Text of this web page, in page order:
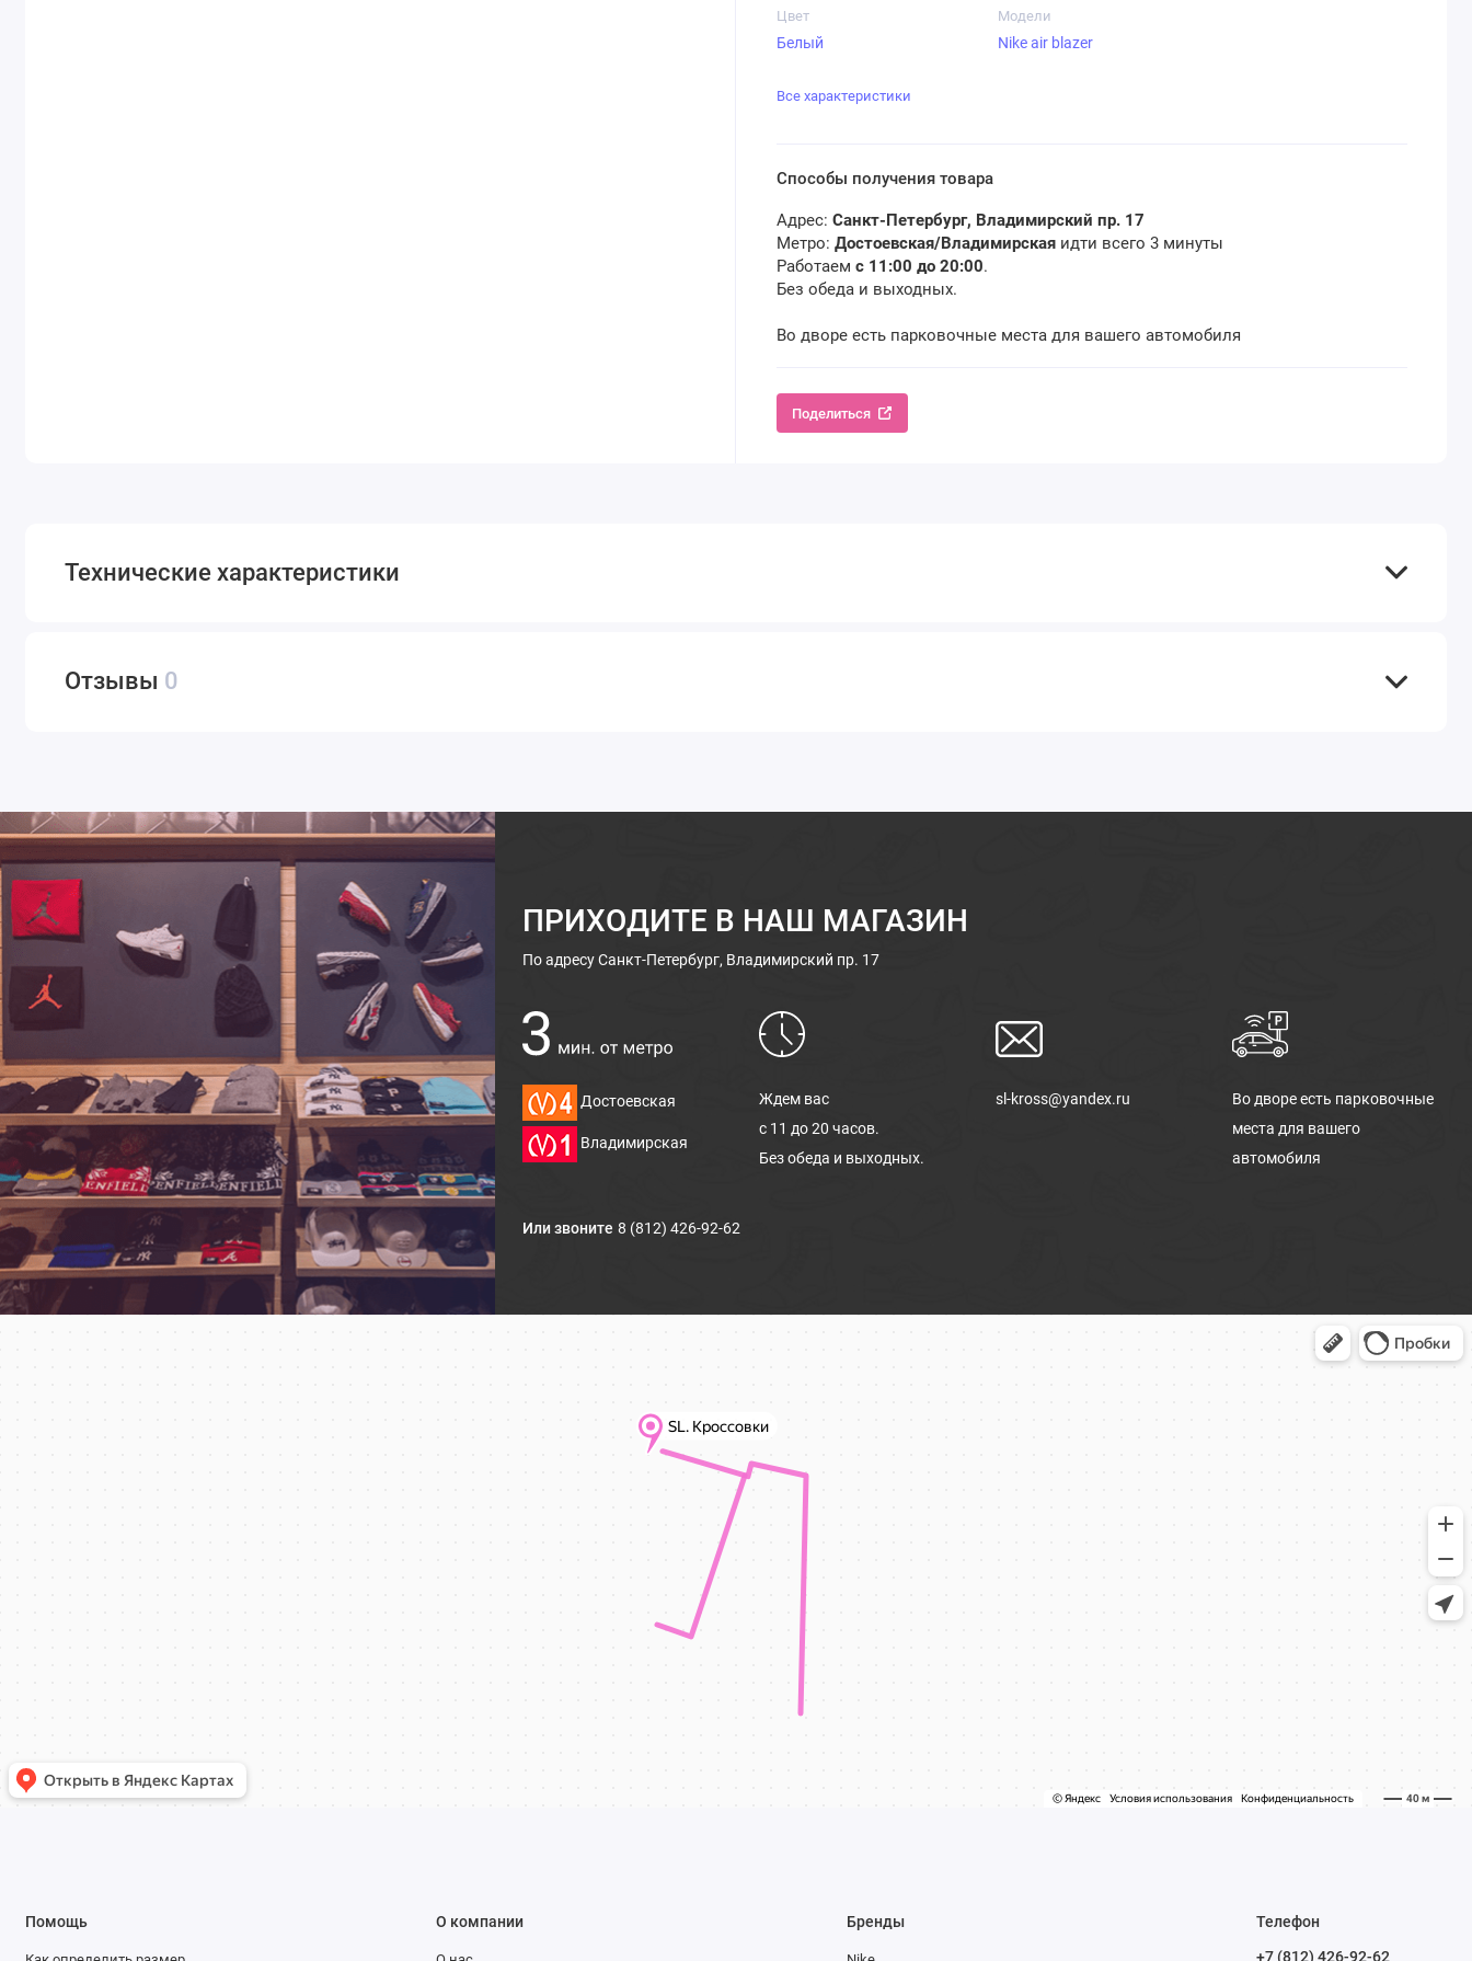
Цвет
Белый
Модели
Nike air blazer
Все характеристики
Способы получения товара
Адрес: Санкт-Петербург, Владимирский пр. 17
Метро: Достоевская/Владимирскаяидти всего 3 минуты
Работаем с 11:00 до 20:00.
Без обеда и выходных.
Во дворе есть парковочные места для вашего автомобиля
Поделиться
Технические характеристики
Отзывы 0
ПРИХОДИТЕ В НАШ МАГАЗИН
По адресуСанкт-Петербург, Владимирский пр. 17
Достоевская
Владимирская
Ждем вас
с 11 до 20 часов.
Без обеда и выходных.
sl-kross@yandex.ru
Во дворе есть парковочные
места для вашего
автомобиля
Или звоните 8 (812) 426-92-62
Помощь О компании Бренды
Телефон
+7 (812) 426-92-62